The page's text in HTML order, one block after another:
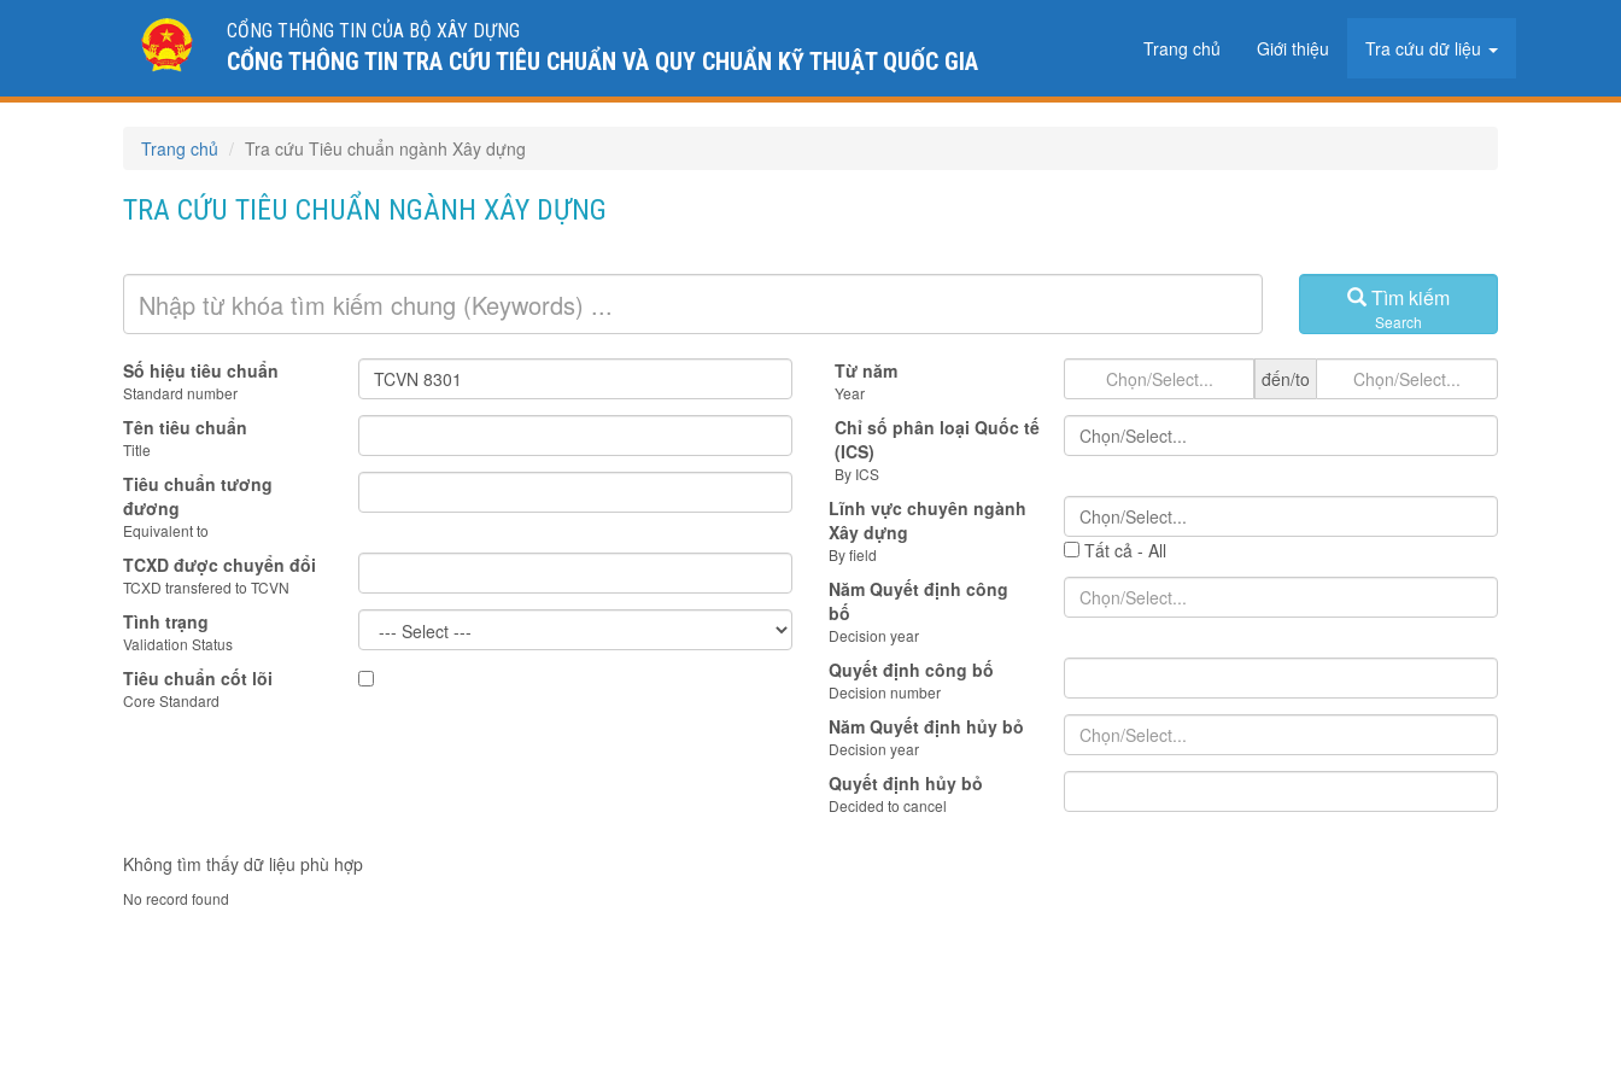
CỔNG THÔNG TIN CỦA BỘ XÂY DỰNG
CỔNG THÔNG TIN TRA CỨU TIÊU CHUẨN VÀ QUY CHUẨN KỸ THUẬT QUỐC GIA Trang chủ Giới thiệu Tra cứu dữ liệu
Trang chủ Tra cứu Tiêu chuẩn ngành Xây dựng
TRA CỨU TIÊU CHUẨN NGÀNH XÂY DỰNG
Tìm kiếm
Search
Số hiệu tiêu chuẩn
Standard number
Tên tiêu chuẩn
Title
Tiêu chuẩn tương
đương
Equivalent to
TCXD được chuyển đổi
TCXD transfered to TCVN
Tình trạng
Validation Status
Tiêu chuẩn cốt lõi
Core Standard
Từ năm
Year
đến/to
Chỉ số phân loại Quốc tế
(ICS)
By ICS
Lĩnh vực chuyên ngành
Xây dựng
By field
Tất cả - All
Năm Quyết định công
bố
Decision year
Quyết định công bố
Decision number
Năm Quyết định hủy bỏ
Decision year
Quyết định hủy bỏ
Decided to cancel
Không tìm thấy dữ liệu phù hợp
No record found